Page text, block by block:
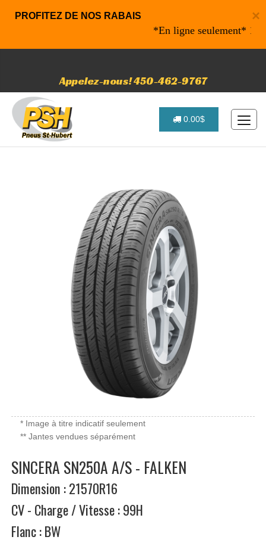
×
PROFITEZ DE NOS RABAIS
*En ligne seulement* 10%
Appelez-nous! 450-462-9767
0.00$
* Image à titre indicatif seulement
** Jantes vendues séparément
SINCERA SN250A A/S - FALKEN
Dimension : 21570R16
CV - Charge / Vitesse : 99H
Flanc : BW